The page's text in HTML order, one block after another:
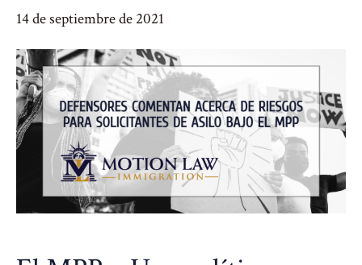
14 de septiembre de 2021